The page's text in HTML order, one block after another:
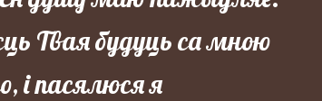
Твая будуць са мною
і пасялюся я